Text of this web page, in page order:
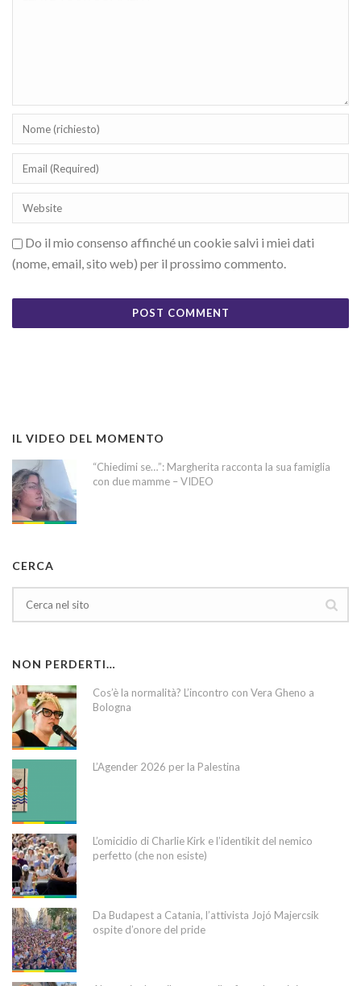
Do il mio consenso affinché un cookie salvi i miei dati
(nome, email, sito web) per il prossimo commento.
IL VIDEO DEL MOMENTO
“Chiedimi se…”: Margherita racconta la sua famiglia
con due mamme – VIDEO
CERCA
NON PERDERTI…
Cos’è la normalità? L’incontro con Vera Gheno a
Bologna
L’Agender 2026 per la Palestina
L’omicidio di Charlie Kirk e l’identikit del nemico
perfetto (che non esiste)
Da Budapest a Catania, l’attivista Jojó Majercsik
ospite d’onore del pride